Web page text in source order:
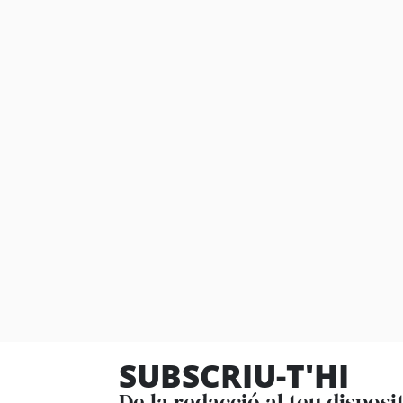
SUBSCRIU-T'HI